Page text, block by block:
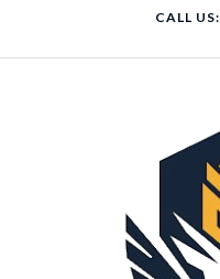
content
CALL US: